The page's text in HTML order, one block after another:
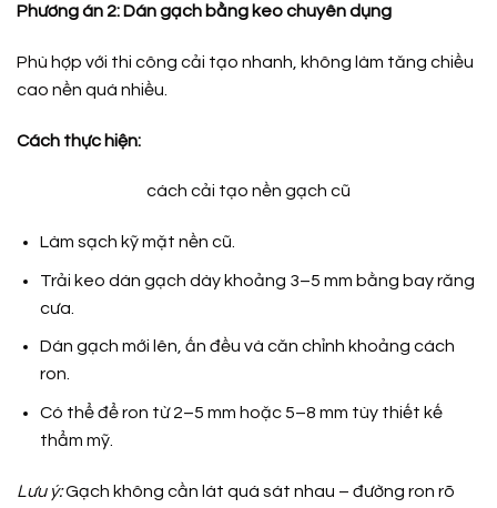
Phương án 2: Dán gạch bằng keo chuyên dụng
Phù hợp với thi công cải tạo nhanh, không làm tăng chiều
cao nền quá nhiều.
Cách thực hiện:
cách cải tạo nền gạch cũ
Làm sạch kỹ mặt nền cũ.
Trải keo dán gạch dày khoảng 3–5 mm bằng bay răng
cưa.
Dán gạch mới lên, ấn đều và căn chỉnh khoảng cách
ron.
Có thể để ron từ 2–5 mm hoặc 5–8 mm tùy thiết kế
thẩm mỹ.
Lưu ý:Gạch không cần lát quá sát nhau – đường ron rõ